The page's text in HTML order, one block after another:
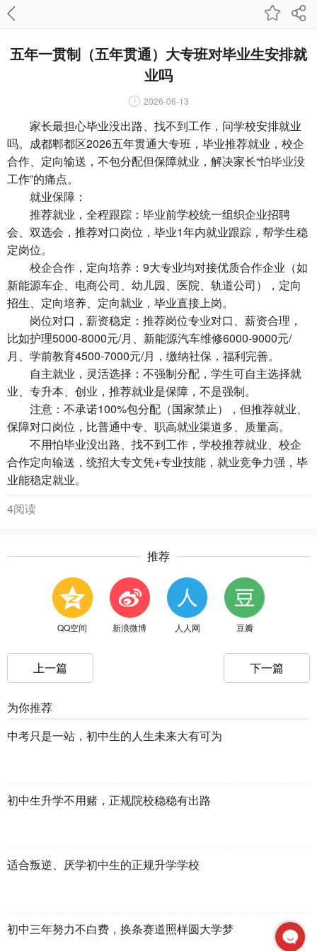
五年一贯制（五年贯通）大专班对毕业生安排就
业吗
2026-06-13
家长最担心毕业没出路、找不到工作，问学校安排就业
吗。成都郫都区2026五年贯通大专班，毕业推荐就业，校企
合作、定向输送，不包分配但保障就业，解决家长“怕毕业没
工作”的痛点。
就业保障：
推荐就业，全程跟踪：毕业前学校统一组织企业招聘
会、双选会，推荐对口岗位，毕业1年内就业跟踪，帮学生稳
定岗位。
校企合作，定向培养：9大专业均对接优质合作企业（如
新能源车企、电商公司、幼儿园、医院、轨道公司），定向
招生、定向培养、定向就业，毕业直接上岗。
岗位对口，薪资稳定：推荐岗位专业对口、薪资合理，
比如护理5000-8000元/月、新能源汽车维修6000-9000元/
月、学前教育4500-7000元/月，缴纳社保，福利完善。
自主就业，灵活选择：不强制分配，学生可自主选择就
业、专升本、创业，推荐就业是保障，不是强制。
注意：不承诺100%包分配（国家禁止），但推荐就业、
保障对口岗位，比普通中专、职高就业渠道多、质量高。
不用怕毕业没出路、找不到工作，学校推荐就业、校企
合作定向输送，统招大专文凭+专业技能，就业竞争力强，毕
业能稳定就业。
4阅读
推荐
QQ空间 新浪微博 人人网 豆瓣
上一篇 下一篇
为你推荐
中考只是一站，初中生的人生未来大有可为
初中生升学不用赌，正规院校稳稳有出路
适合叛逆、厌学初中生的正规升学学校
初中三年努力不白费，换条赛道照样圆大学梦